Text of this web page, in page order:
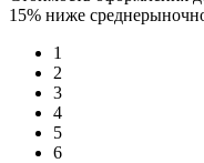
15% ниже
1
2
3
4
5
6